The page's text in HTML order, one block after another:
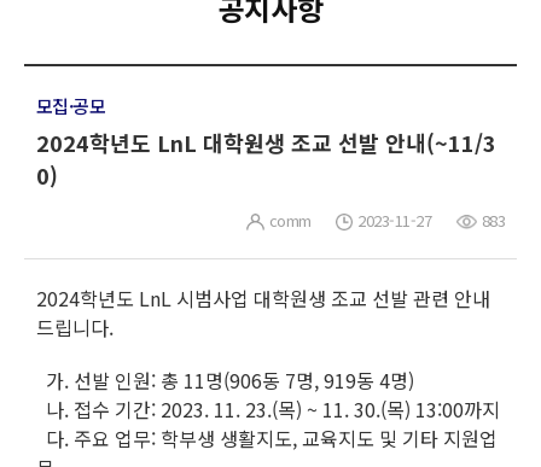
모집·공모
2024학년도 LnL 대학원생 조교 선발 안내(~11/3
0)
comm 2023-11-27 883
2024학년도 LnL 시범사업 대학원생 조교 선발 관련 안내
드립니다.
가. 선발 인원: 총 11명(906동 7명, 919동 4명)
나. 접수 기간: 2023. 11. 23.(목) ~ 11. 30.(목) 13:00까지
다. 주요 업무: 학부생 생활지도, 교육지도 및 기타 지원업